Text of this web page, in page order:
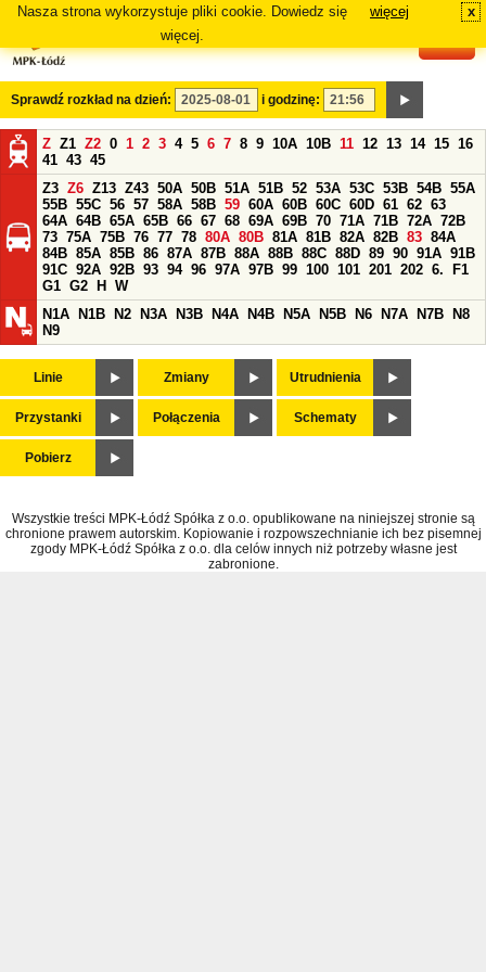
Nasza strona wykorzystuje pliki cookie. Dowiedz się
więcej.
więcej x
Sprawdź rozkład na dzień: i godzinę:
Z Z1 Z2 0 1 2 3 4 5 6 7 8 9 10A 10B 11 12 13 14 15 16
41 43 45
Z3 Z6 Z13 Z43 50A 50B 51A 51B 52 53A 53C 53B 54B 55A
55B 55C 56 57 58A 58B 59 60A 60B 60C 60D 61 62 63
64A 64B 65A 65B 66 67 68 69A 69B 70 71A 71B 72A 72B
73 75A 75B 76 77 78 80A 80B 81A 81B 82A 82B 83 84A
84B 85A 85B 86 87A 87B 88A 88B 88C 88D 89 90 91A 91B
91C 92A 92B 93 94 96 97A 97B 99 100 101 201 202 6.
F1
G1 G2 H
W
N1A
N1B N2 N3A N3B N4A N4B N5A N5B N6 N7A N7B
N8
N9
Linie Zmiany Utrudnienia
Przystanki Połączenia Schematy
Pobierz
Wszystkie treści MPK-Łódź Spółka z o.o. opublikowane na niniejszej stronie są
chronione prawem autorskim. Kopiowanie i rozpowszechnianie ich bez pisemnej
zgody MPK-Łódź Spółka z o.o. dla celów innych niż potrzeby własne jest
zabronione.